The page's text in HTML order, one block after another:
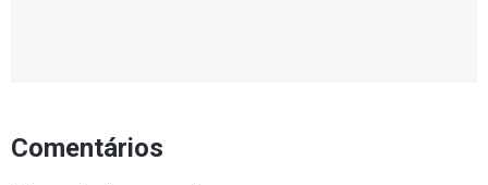
Comentários